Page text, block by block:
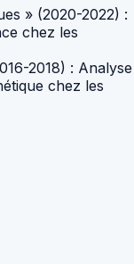
» (2020-2022) :
chez les
2018) : Analyse
chez les